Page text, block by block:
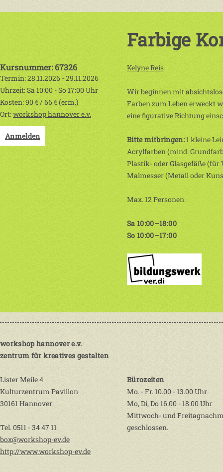
Farbige
Kursnummer: 67326
Termin: 28.11.2026 - 29.11.2026
Uhrzeit: Sa 10:00 - So 17:00 Uhr
Kosten: 90 € / 66 € (erm.)
Ort:workshop hannover e.v.
Anmelden
Kelyne Reis
Wir beginnen mit
Farben zum Leben erweckt
eine figurative Richtung
Bitte mitbringen:1 kleine
Acrylfarben (mind.
Plastik- oder Glasgefäße (für
Malmesser (Metall oder
Max. 12 Personen.
Sa 10:00–18:00
So 10:00–17:00
workshop hannover e.v.
zentrum für kreatives gestalten
Lister Meile 4
Kulturzentrum Pavillon
30161 Hannover
Tel. 0511 - 34 47 11
box@workshop-ev.de
http://www.workshop-ev.de
Bürozeiten
Mo. - Fr. 10.00 - 13.00 Uhr
Mo, Di, Do 16.00 - 18.00 Uhr
Mittwoch- und
geschlossen.